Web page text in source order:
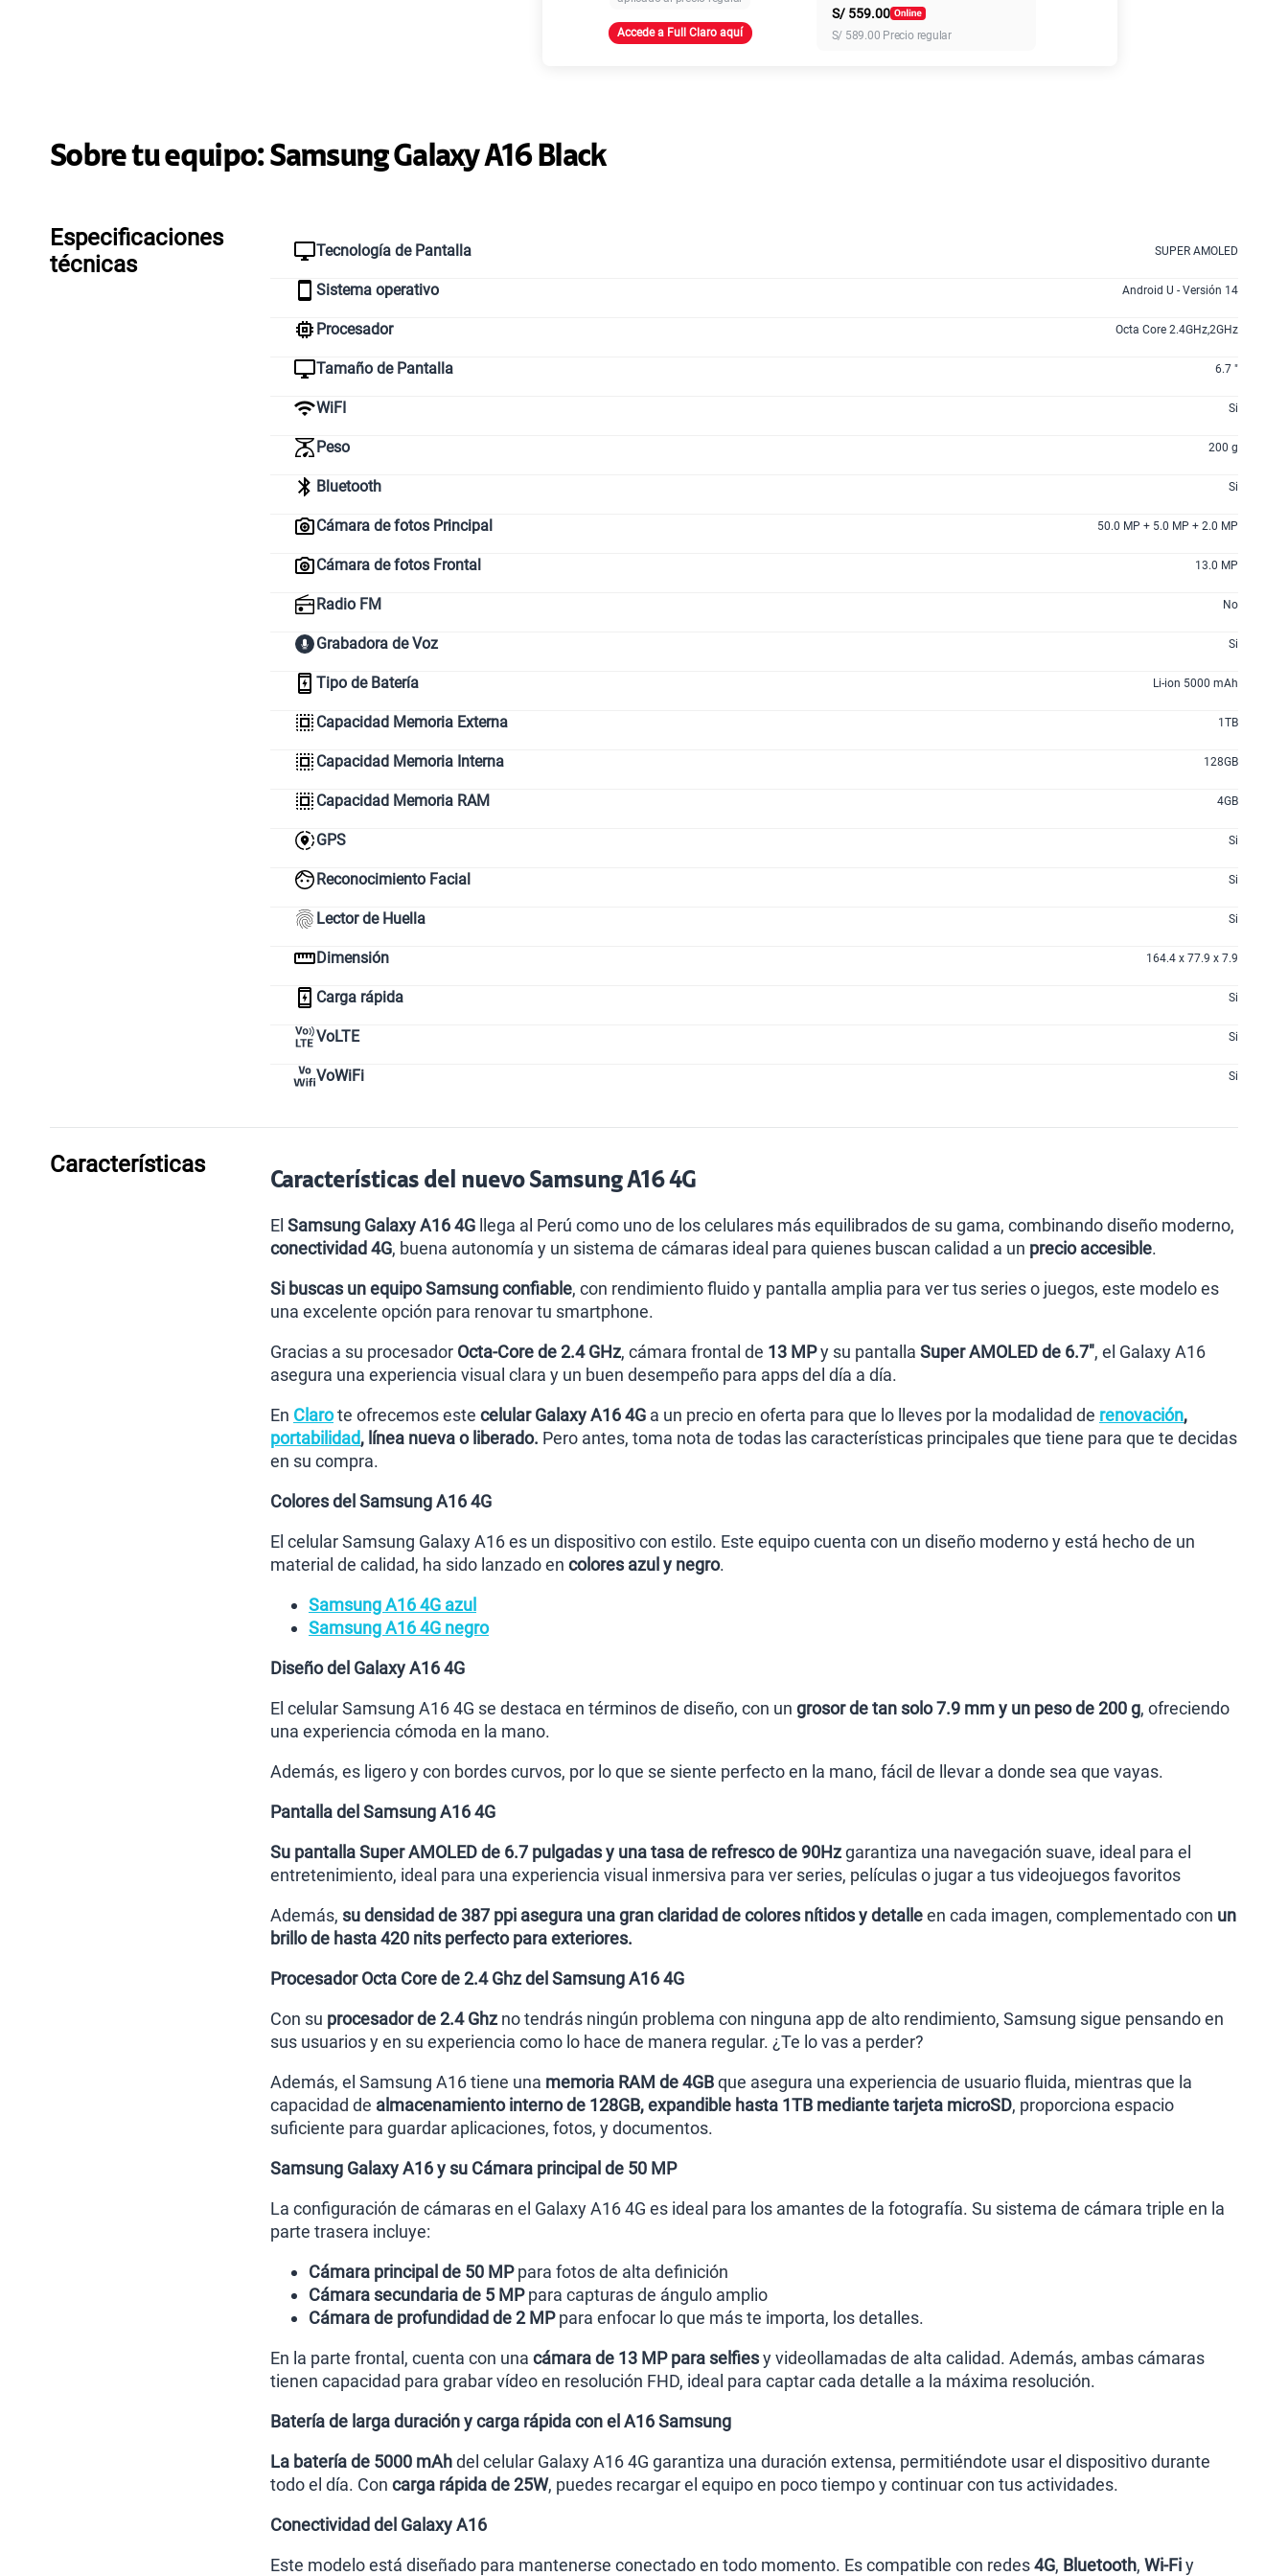
45GB
Accede a Full Claro aquí
S/ 559.00
S/ 589.00 Precio regular
Sobre tu equipo:SamsungGalaxy A16 Black
Especificaciones
técnicas
Tecnología de Pantalla SUPER AMOLED
Sistema operativo Android U - Versión 14
Procesador Octa Core 2.4GHz,2GHz
Tamaño de Pantalla 6.7 "
WiFI Si
Peso 200 g
Bluetooth Si
Cámara de fotos Principal 50.0 MP + 5.0 MP + 2.0 MP
Cámara de fotos Frontal 13.0 MP
Radio FM No
Grabadora de Voz Si
Tipo de Batería Li-ion 5000 mAh
Capacidad Memoria Externa 1TB
Capacidad Memoria Interna 128GB
Capacidad Memoria RAM 4GB
GPS Si
Reconocimiento Facial Si
Lector de Huella Si
Dimensión 164.4 x 77.9 x 7.9
Carga rápida Si
VoLTE Si
VoWiFi Si
Características
Características del nuevo Samsung A16 4G
El Samsung Galaxy A16 4G llega al Perú como uno de los celulares más equilibrados de su gama, combinando diseño moderno,
conectividad 4G, buena autonomía y un sistema de cámaras ideal para quienes buscan calidad a un precio accesible.
Si buscas un equipo Samsung confiable, con rendimiento fluido y pantalla amplia para ver tus series o juegos, este modelo es
una excelente opción para renovar tu smartphone.
Gracias a su procesador Octa-Core de 2.4 GHz, cámara frontal de 13 MPy su pantalla Super AMOLED de 6.7", el Galaxy A16
asegura una experiencia visual clara y un buen desempeño para apps del día a día.
En Clarote ofrecemos este celular Galaxy A16 4G a un precio en oferta para que lo lleves por la modalidad de renovación,
portabilidad, línea nueva o liberado. Pero antes, toma nota de todas las características principales que tiene para que te decidas
en su compra.
Colores del Samsung A16 4G
El celular Samsung Galaxy A16 es un dispositivo con estilo. Este equipo cuenta con un diseño moderno y está hecho de un
material de calidad, ha sido lanzado en colores azul y negro.
Samsung A16 4G azul
Samsung A16 4G negro
Diseño del Galaxy A16 4G
El celular Samsung A16 4G se destaca en términos de diseño, con un grosor de tan solo 7.9 mm y un peso de 200 g, ofreciendo
una experiencia cómoda en la mano.
Además, es ligero y con bordes curvos, por lo que se siente perfecto en la mano, fácil de llevar a donde sea que vayas.
Pantalla del Samsung A16 4G
Su pantalla Super AMOLED de 6.7 pulgadas y una tasa de refresco de 90Hzgarantiza una navegación suave, ideal para el
entretenimiento, ideal para una experiencia visual inmersiva para ver series, películas o jugar a tus videojuegos favoritos
Además, su densidad de 387 ppi asegura una gran claridad de colores nítidos y detalleen cada imagen, complementado con un
brillo de hasta 420 nits perfecto para exteriores.
Procesador Octa Core de 2.4 Ghz del Samsung A16 4G
Con su procesador de 2.4 Ghz no tendrás ningún problema con ninguna app de alto rendimiento, Samsung sigue pensando en
sus usuarios y en su experiencia como lo hace de manera regular. ¿Te lo vas a perder?
Además, el Samsung A16 tiene una memoria RAM de 4GBque asegura una experiencia de usuario fluida, mientras que la
capacidad de almacenamiento interno de 128GB, expandible hasta 1TB mediante tarjeta microSD, proporciona espacio
suficiente para guardar aplicaciones, fotos, y documentos.
Samsung Galaxy A16 y su Cámara principal de 50 MP
La configuración de cámaras en el Galaxy A16 4G es ideal para los amantes de la fotografía. Su sistema de cámara triple en la
parte trasera incluye:
Cámara principal de 50 MPpara fotos de alta definición
Cámara secundaria de 5 MPpara capturas de ángulo amplio
Cámara de profundidad de 2 MPpara enfocar lo que más te importa, los detalles.
En la parte frontal, cuenta con una cámara de 13 MP para selfiesy videollamadas de alta calidad. Además, ambas cámaras
tienen capacidad para grabar vídeo en resolución FHD, ideal para captar cada detalle a la máxima resolución.
Batería de larga duración y carga rápida con el A16 Samsung
La batería de 5000 mAhdel celular Galaxy A16 4G garantiza una duración extensa, permitiéndote usar el dispositivo durante
todo el día. Con carga rápida de 25W, puedes recargar el equipo en poco tiempo y continuar con tus actividades.
Conectividad del Galaxy A16
Este modelo está diseñado para mantenerse conectado en todo momento. Es compatible con redes4G, Bluetooth, Wi-Fiy